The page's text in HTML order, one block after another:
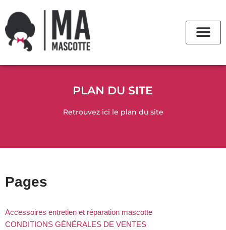
au
contenu
PLAN DU SITE
Retrouvez ici le plan du site
Pages
Accessoires entretien et réparation mascotte
CONDITIONS GÉNÉRALES DE VENTES